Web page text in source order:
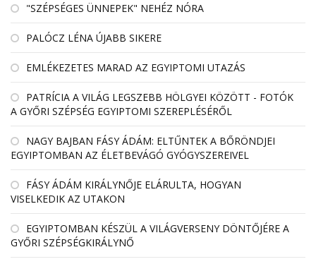
"SZÉPSÉGES ÜNNEPEK" NEHÉZ NÓRA
PALÓCZ LÉNA ÚJABB SIKERE
EMLÉKEZETES MARAD AZ EGYIPTOMI UTAZÁS
PATRÍCIA A VILÁG LEGSZEBB HÖLGYEI KÖZÖTT - FOTÓK
A GYŐRI SZÉPSÉG EGYIPTOMI SZEREPLÉSÉRŐL
NAGY BAJBAN FÁSY ÁDÁM: ELTŰNTEK A BŐRÖNDJEI
EGYIPTOMBAN AZ ÉLETBEVÁGÓ GYÓGYSZEREIVEL
FÁSY ÁDÁM KIRÁLYNŐJE ELÁRULTA, HOGYAN
VISELKEDIK AZ UTAKON
EGYIPTOMBAN KÉSZÜL A VILÁGVERSENY DÖNTŐJÉRE A
GYŐRI SZÉPSÉGKIRÁLYNŐ